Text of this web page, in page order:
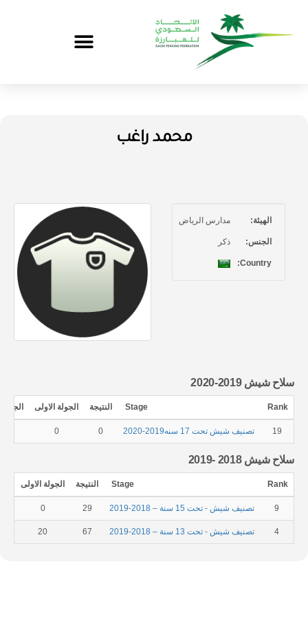
محمد راغب
الهيئة: مدارس الرياض
الجنس: ذكر
Country:
سلاح شيش 2019-2020
Rank
Stage النتيجة الجولة الاولى الجولة
19 تصنيف شيش تحت 17 سنه2019-2020 0
0
سلاح شيش 2018 -2019
Rank
Stage النتيجة الجولة الاولى
9 تصنيف شيش - تحت 15 سنة – 2018-2019 29
0
4 تصنيف شيش - تحت 13 سنة – 2018-2019 67
20